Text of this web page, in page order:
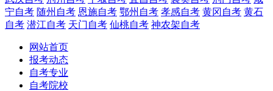
宁自考 随州自考 恩施自考 鄂州自考 孝感自考 黄冈自考 黄石
自考 潜江自考 天门自考 仙桃自考 神农架自考
网站首页
报考动态
自考专业
自考院校